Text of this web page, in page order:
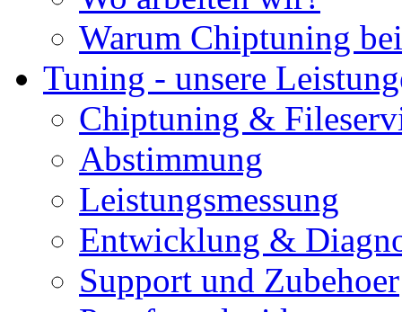
Warum Chiptuning
Tuning - unsere
Chiptuning &
Abstimmung
Leistungsmessung
Entwicklung &
Support und Zubehoer